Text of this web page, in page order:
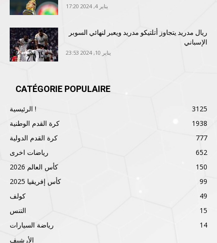
يناير 4, 2024 17:20
ريال مدريد يتجاوز أتلتيكو مدريد ويعبر لنهائي السوبر
الإسباني
يناير 10, 2024 23:53
CATÉGORIE POPULAIRE
الرئيسية !
3125
كرة القدم الوطنية
1938
كرة القدم الدولية
777
رياضات اخرى
652
كأس العالم 2026
150
كأس إفريقيا 2025
99
كولف
49
التنس
15
رياضة السيارات
14
الأرشيف